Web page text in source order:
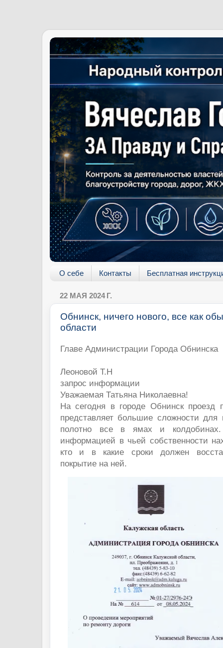
О себе Контакты Бесплатная
22 МАЯ 2024 Г.
Обнинск, ничего нового, все как
области
Главе Администрации Города Обнинска
Леоновой Т.Н
запрос информации
Уважаемая Татьяна Николаевна!
На сегодня в городе Обнинск проезд
представляет большие сложности для
полотно все в ямах и
информацией в чьей собственности
кто и в какие сроки должен
покрытие на ней.